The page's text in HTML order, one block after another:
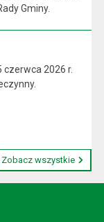
Gminy.
2026 r.
Zobacz wszystkie